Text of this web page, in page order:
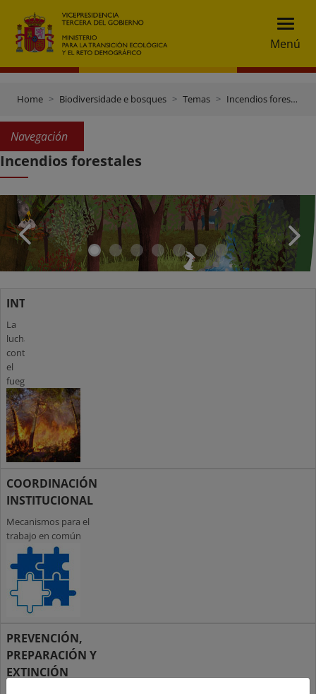
Menú
Home Biodiversidade e bosques Temas Incendios forestais
Navegación
Incendios forestales
INTRODUCCIÓN
La
lucha
contra
el
fuego
COORDINACIÓN
INSTITUCIONAL
Mecanismos para el
trabajo en común
PREVENCIÓN,
PREPARACIÓN Y
EXTINCIÓN